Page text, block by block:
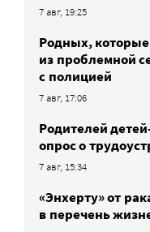
7 авг, 19:25
Родных, которые
из проблемной
с полицией
7 авг, 17:06
Родителей
опрос о
7 авг, 15:34
«Энхерту» от
в перечень